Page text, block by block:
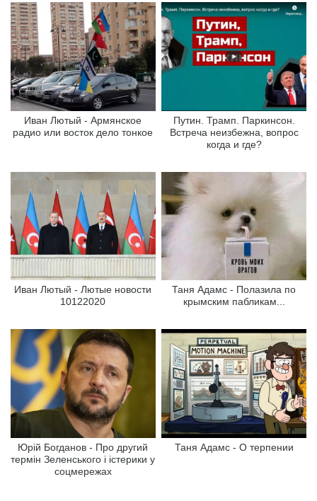
Иван Лютый - Армянское
радио или восток дело тонкое
Путин. Трамп. Паркинсон.
Встреча неизбежна, вопрос
когда и где?
Иван Лютый - Лютые новости
10122020
Таня Адамс - Полазила по
крымским пабликам...
Юрій Богданов - Про другий
термін Зеленського і істерики у
соцмережах
Таня Адамс - О терпении